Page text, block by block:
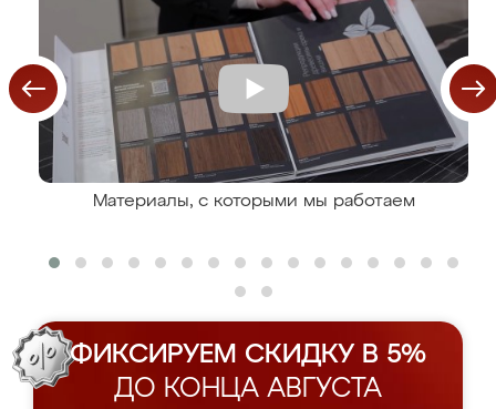
Материалы, с которыми мы работаем
ФИКСИРУЕМ СКИДКУ В 5%
ДО КОНЦА АВГУСТА